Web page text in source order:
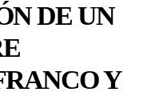
DE UN
Y